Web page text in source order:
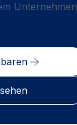
Unternehmen